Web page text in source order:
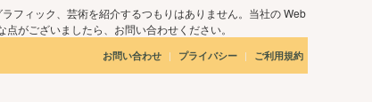
フィック、芸術を紹介するつもりはありません。当社の Web
がございましたら、お問い合わせください。
お問い合わせ | プライバシー | ご利用規約